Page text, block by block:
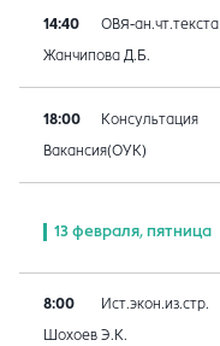
14:40 ОВЯ-ан.чт.текста
Жанчипова Д.Б.
18:00 Консультация
Вакансия(ОУК)
13 февраля, пятница
8:00 Ист.экон.из.стр.
Шохоев Э.К.